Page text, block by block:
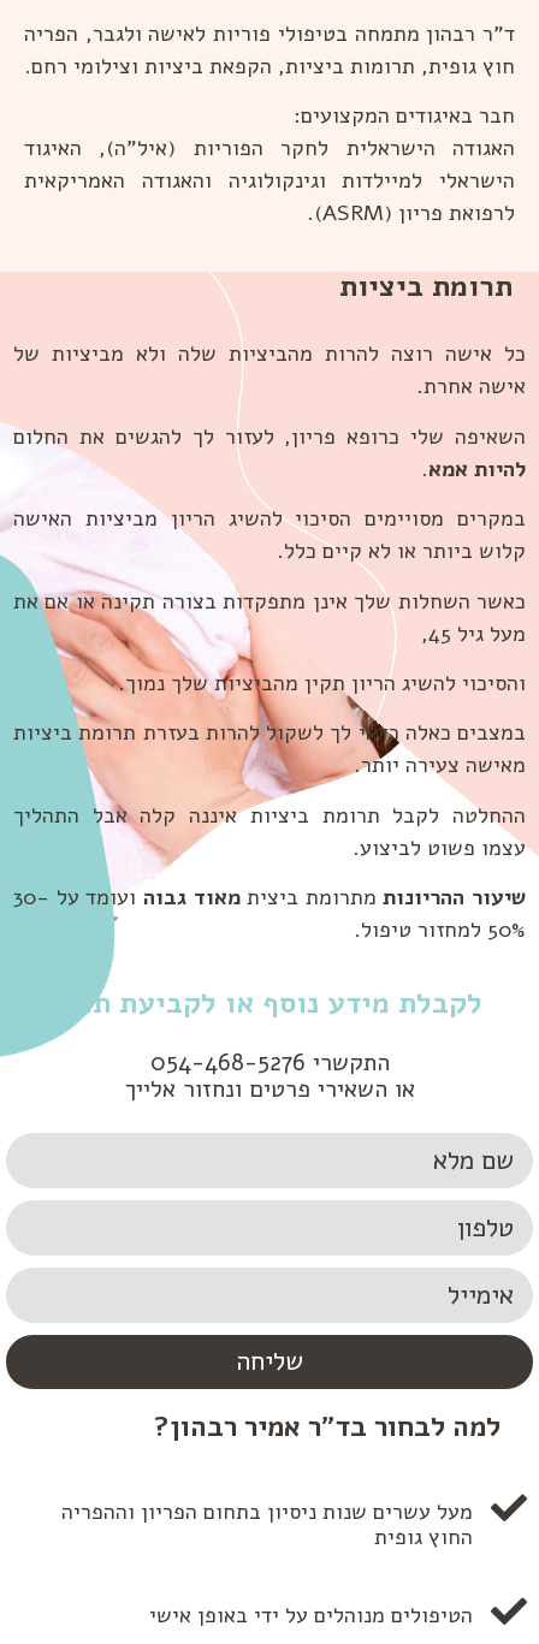
ד"ר רבהון מתמחה בטיפולי פוריות לאישה ולגבר, הפריה
חוץ גופית, תרומות ביציות, הקפאת ביציות וצילומי רחם.
חבר באיגודים המקצועים:
האגודה הישראלית לחקר הפוריות (איל"ה), האיגוד
הישראלי למיילדות וגינקולוגיה והאגודה האמריקאית
לרפואת פריון (ASRM).
תרומת ביציות
כל אישה רוצה להרות מהביציות שלה ולא מביציות של
אישה אחרת.
השאיפה שלי כרופא פריון, לעזור לך להגשים את החלום
להיות אמא.
במקרים מסויימים הסיכוי להשיג הריון מביציות האישה
קלוש ביותר או לא קיים כלל.
כאשר השחלות שלך אינן מתפקדות בצורה תקינה או אם את
מעל גיל 45,
והסיכוי להשיג הריון תקין מהביציות שלך נמוך.
במצבים כאלה כדאי לך לשקול להרות בעזרת תרומת ביציות
מאישה צעירה יותר.
ההחלטה לקבל תרומת ביציות איננה קלה אבל התהליך
עצמו פשוט לביצוע.
שיעור ההריונותמתרומת ביציתמאוד גבוה
ועומד על 30-
50% למחזור טיפול.
לקבלת מידע נוסף או לקביעת תור:
התקשרי 054-468-5276
או השאירי פרטים ונחזור אלייך
שליחה
למה לבחור בד"ר אמיר רבהון?
מעל עשרים שנות ניסיון בתחום הפריון וההפריה
החוץ גופית
הטיפולים מנוהלים על ידי באופן אישי